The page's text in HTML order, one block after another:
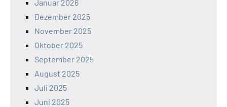
Januar 2026
Dezember 2025
November 2025
Oktober 2025
September 2025
August 2025
Juli 2025
Juni 2025